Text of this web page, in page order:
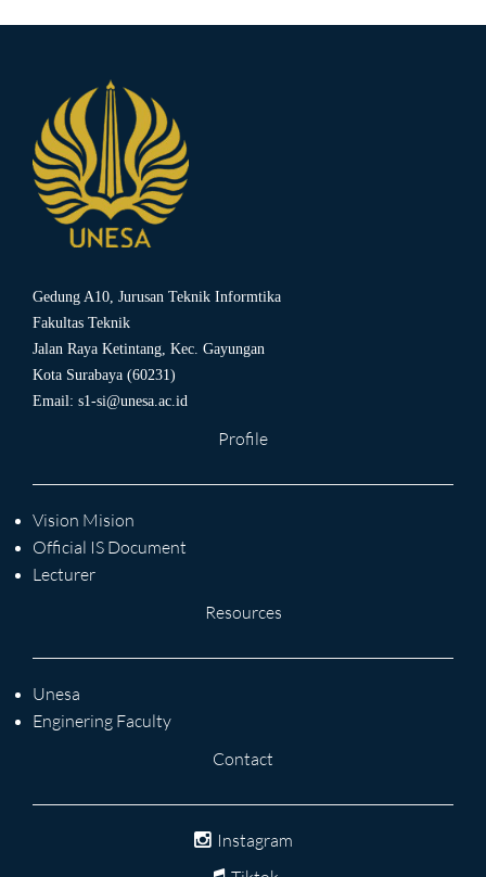
Gedung A10, Jurusan Teknik Informtika
Fakultas Teknik
Jalan Raya Ketintang, Kec. Gayungan
Kota Surabaya (60231)
Email: s1-si@unesa.ac.id
Profile
Vision Mision
Official IS Document
Lecturer
Resources
Unesa
Enginering Faculty
Contact
Instagram